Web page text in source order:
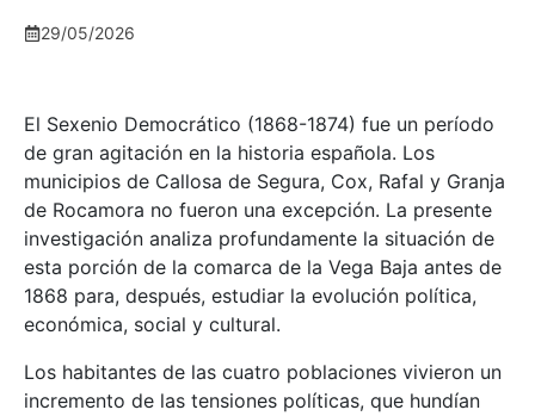
29/05/2026
El Sexenio Democrático (1868-1874) fue un período
de gran agitación en la historia española. Los
municipios de Callosa de Segura, Cox, Rafal y Granja
de Rocamora no fueron una excepción. La presente
investigación analiza profundamente la situación de
esta porción de la comarca de la Vega Baja antes de
1868 para, después, estudiar la evolución política,
económica, social y cultural.
Los habitantes de las cuatro poblaciones vivieron un
incremento de las tensiones políticas, que hundían